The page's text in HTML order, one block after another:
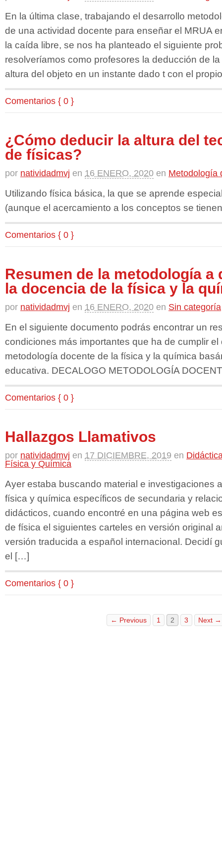
En la última clase, trabajando el desarrollo
de una actividad docente para enseñar el MRUA
la caída libre, se nos ha planteado el siguiente
resolveríamos como profesores la deducción de
altura del objeto en un instante dado t con el
Comentarios { 0 }
¿Cómo deducir la altura del
de físicas?
por natividadmvj en 16 ENERO, 2020 en Metodología
Utilizando física básica, la que se aprende
(aunque el acercamiento a los conceptos se
Comentarios { 0 }
Resumen de la metodología a
la docencia de la física y la
por natividadmvj en 16 ENERO, 2020 en Sin categoría
En el siguiente documento podrás encontrar un
condiciones más importantes que ha de cumplir el
metodología docente de la física y la química
educativa. DECALOGO METODOLOGÍA
Comentarios { 0 }
Hallazgos Llamativos
por natividadmvj en 17 DICIEMBRE, 2019 en
Física y Química
Ayer estaba buscando material e investigaciones
física y química específicos de secundaria y
didácticos, cuando encontré en una página web
de física el siguientes carteles en versión original
versión traducida a español internacional. Decidí
el […]
Comentarios { 0 }
← Previous 1 2 3 Next →